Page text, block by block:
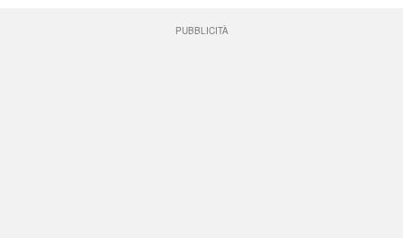
PUBBLICITÀ